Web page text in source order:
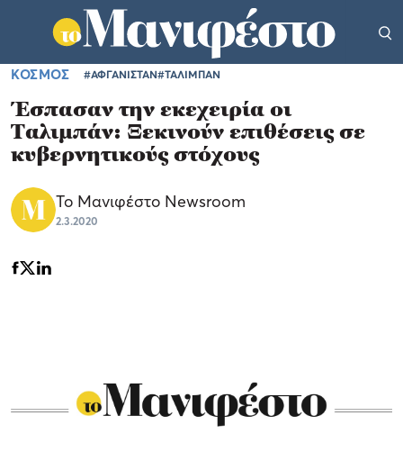
ΚΟΣΜΟΣ #ΑΦΓΑΝΙΣΤΑΝ#ΤΑΛΙΜΠΑΝ
Έσπασαν την εκεχειρία οι
Ταλιμπάν: Ξεκινούν επιθέσεις σε
κυβερνητικούς στόχους
Το Μανιφέστο Newsroom
2.3.2020